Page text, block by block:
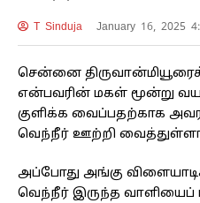
T Sinduja January 16, 2025
சென்னை
என்பவரின் மகள் மூன்று
குளிக்க வைப்பதற்காக
வெந்நீர் ஊற்றி
அப்போது அங்கு
வெந்நீர் இருந்த வாளியைப்